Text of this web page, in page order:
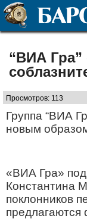
“ВИА Гра”
Просмотров: 113
Группа “ВИА
новым
«ВИА Гра» под
Константина
поклонников